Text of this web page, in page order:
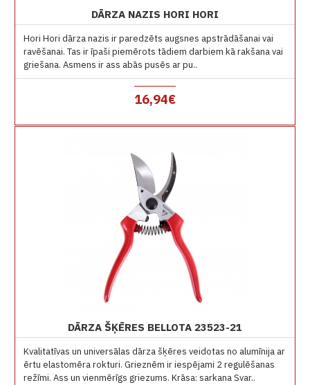
DĀRZA NAZIS HORI HORI
Hori Hori dārza nazis ir paredzēts augsnes apstrādāšanai vai
ravēšanai. Tas ir īpaši piemērots tādiem darbiem kā rakšana vai
griešana. Asmens ir ass abās pusēs ar pu..
16,94€
DĀRZA ŠĶĒRES BELLOTA 23523-21
Kvalitatīvas un universālas dārza šķēres veidotas no alumīnija ar
ērtu elastomēra rokturi. Grieznēm ir iespējami 2 regulēšanas
režīmi. Ass un vienmērīgs griezums. Krāsa: sarkana Svar..